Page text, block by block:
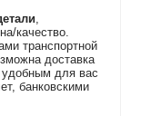
,
качество.
транспортной
доставка
для вас
банковскими